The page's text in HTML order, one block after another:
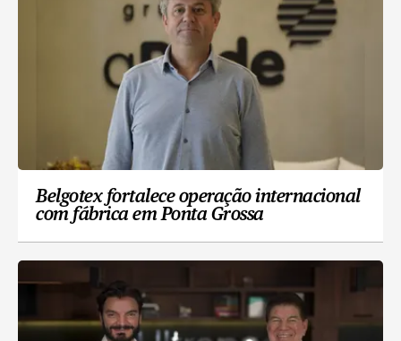
Belgotex fortalece operação internacional
com fábrica em Ponta Grossa